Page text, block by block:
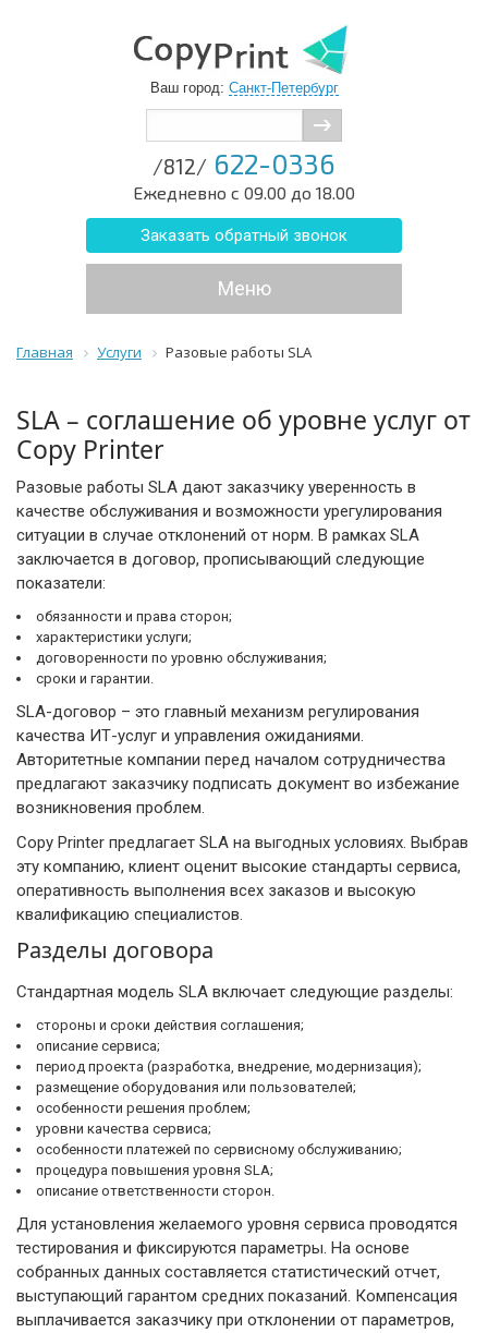
Ваш город: Санкт-Петербург
/812/ 622-0336
Ежедневно с 09.00 до 18.00
Заказать обратный звонок
Меню
Главная Услуги Разовые работы SLA
SLA – соглашение об уровне услуг от
Copy Рrinter
Разовые работы SLA дают заказчику уверенность в
качестве обслуживания и возможности урегулирования
ситуации в случае отклонений от норм. В рамках SLA
заключается в договор, прописывающий следующие
показатели:
обязанности и права сторон;
характеристики услуги;
договоренности по уровню обслуживания;
сроки и гарантии.
SLA-договор – это главный механизм регулирования
качества ИТ-услуг и управления ожиданиями.
Авторитетные компании перед началом сотрудничества
предлагают заказчику подписать документ во избежание
возникновения проблем.
Copy Рrinter предлагает SLA на выгодных условиях. Выбрав
эту компанию, клиент оценит высокие стандарты сервиса,
оперативность выполнения всех заказов и высокую
квалификацию специалистов.
Разделы договора
Стандартная модель SLA включает следующие разделы:
стороны и сроки действия соглашения;
описание сервиса;
период проекта (разработка, внедрение, модернизация);
размещение оборудования или пользователей;
особенности решения проблем;
уровни качества сервиса;
особенности платежей по сервисному обслуживанию;
процедура повышения уровня SLA;
описание ответственности сторон.
Для установления желаемого уровня сервиса проводятся
тестирования и фиксируются параметры. На основе
собранных данных составляется статистический отчет,
выступающий гарантом средних показаний. Компенсация
выплачивается заказчику при отклонении от параметров,